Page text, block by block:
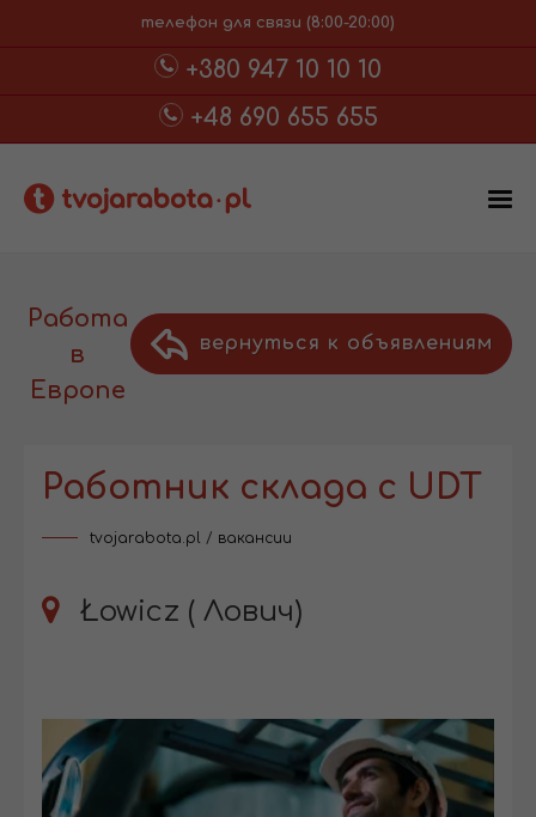
телефон для связи (8:00-20:00)
+380 947 10 10 10
+48 690 655 655
вернуться к объявлениям
Работа
в
Европе
Работник склада с UDT
tvojarabota.pl / вакансии
Łowicz ( Лович)